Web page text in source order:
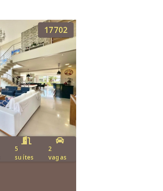
17702
5
suítes
2
vagas